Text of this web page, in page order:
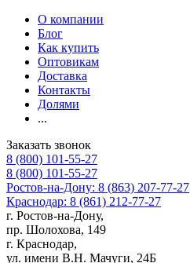
О компании
Блог
Как купить
Оптовикам
Доставка
Контакты
Долями
...
Заказать звонок
8 (800) 101-55-27
8 (800) 101-55-27
Ростов-на-Дону: 8 (863) 207-77-27
Краснодар: 8 (861) 212-77-27
г. Ростов-на-Дону,
пр. Шолохова, 149
г. Краснодар,
ул. имени В.Н. Мачуги, 24Б